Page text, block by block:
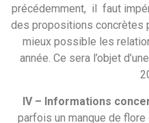
précédemment, il faut
des propositions concrètes
mieux possible les
année. Ce sera l’objet
IV – Informations
parfois un manque de